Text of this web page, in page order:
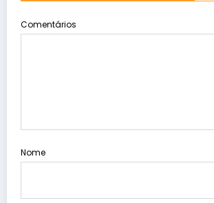
Comentários
Nome